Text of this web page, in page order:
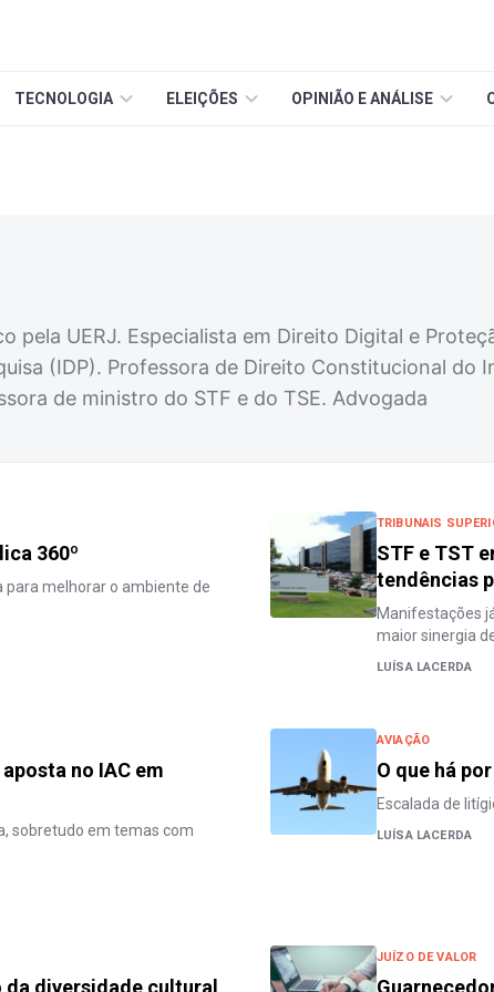
TECNOLOGIA ELEIÇÕES OPINIÃO E ANÁLISE
pela UERJ. Especialista em Direito Digital e
(IDP). Professora de Direito Constitucional do
de ministro do STF e do TSE. Advogada
360º
para melhorar o ambiente de
TRIBUNAIS
STF e TST
tendências
Manifestações
maior sinergia
LUÍSA LACERDA
no IAC em
sobretudo em temas com
AVIAÇÃO
O que há
Escalada de
LUÍSA LACERDA
diversidade cultural
JUÍZO DE VALOR